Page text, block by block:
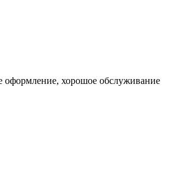
оформление, хорошое обслуживание